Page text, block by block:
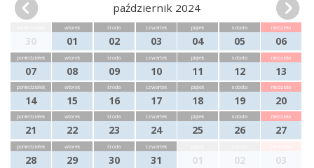
październik 2024
30
wtorek
01
środa
02
czwartek
03
piątek
04
sobota
05
niedziela
06
poniedziałek
07
wtorek
08
środa
09
czwartek
10
piątek
11
sobota
12
niedziela
13
poniedziałek
14
wtorek
15
środa
16
czwartek
17
piątek
18
sobota
19
niedziela
20
poniedziałek
21
wtorek
22
środa
23
czwartek
24
piątek
25
sobota
26
niedziela
27
poniedziałek
28
wtorek
29
środa
30
czwartek
31 01 02 03